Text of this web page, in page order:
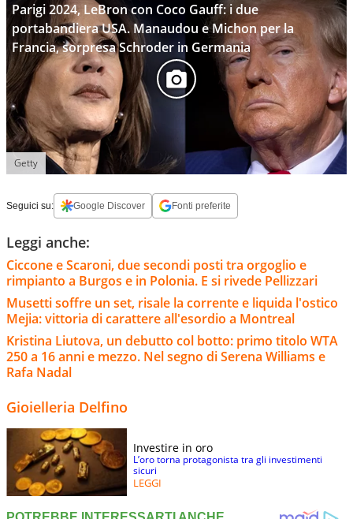
Parigi 2024, LeBron con Coco Gauff: i due
portabandiera USA. Manaudou e Michon per la
Francia, sorpresa Schroder in Germania
Getty
Seguici su: Google Discover Fonti preferite
Leggi anche:
Ciccone e Scaroni, due secondi posti tra orgoglio e
rimpianto a Burgos e in Polonia. E si rivede Pellizzari
Musetti soffre un set, risale la corrente e liquida l'ostico
Mejia: vittoria di carattere all'esordio a Montreal
Kristina Liutova, un debutto col botto: primo titolo WTA
250 a 16 anni e mezzo. Nel segno di Serena Williams e
Rafa Nadal
Gioielleria Delfino
Investire in oro
L’oro torna protagonista tra gli investimenti
sicuri
LEGGI